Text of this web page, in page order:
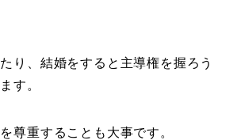
り、結婚をすると主導権を握ろう
す。
尊重することも大事です。